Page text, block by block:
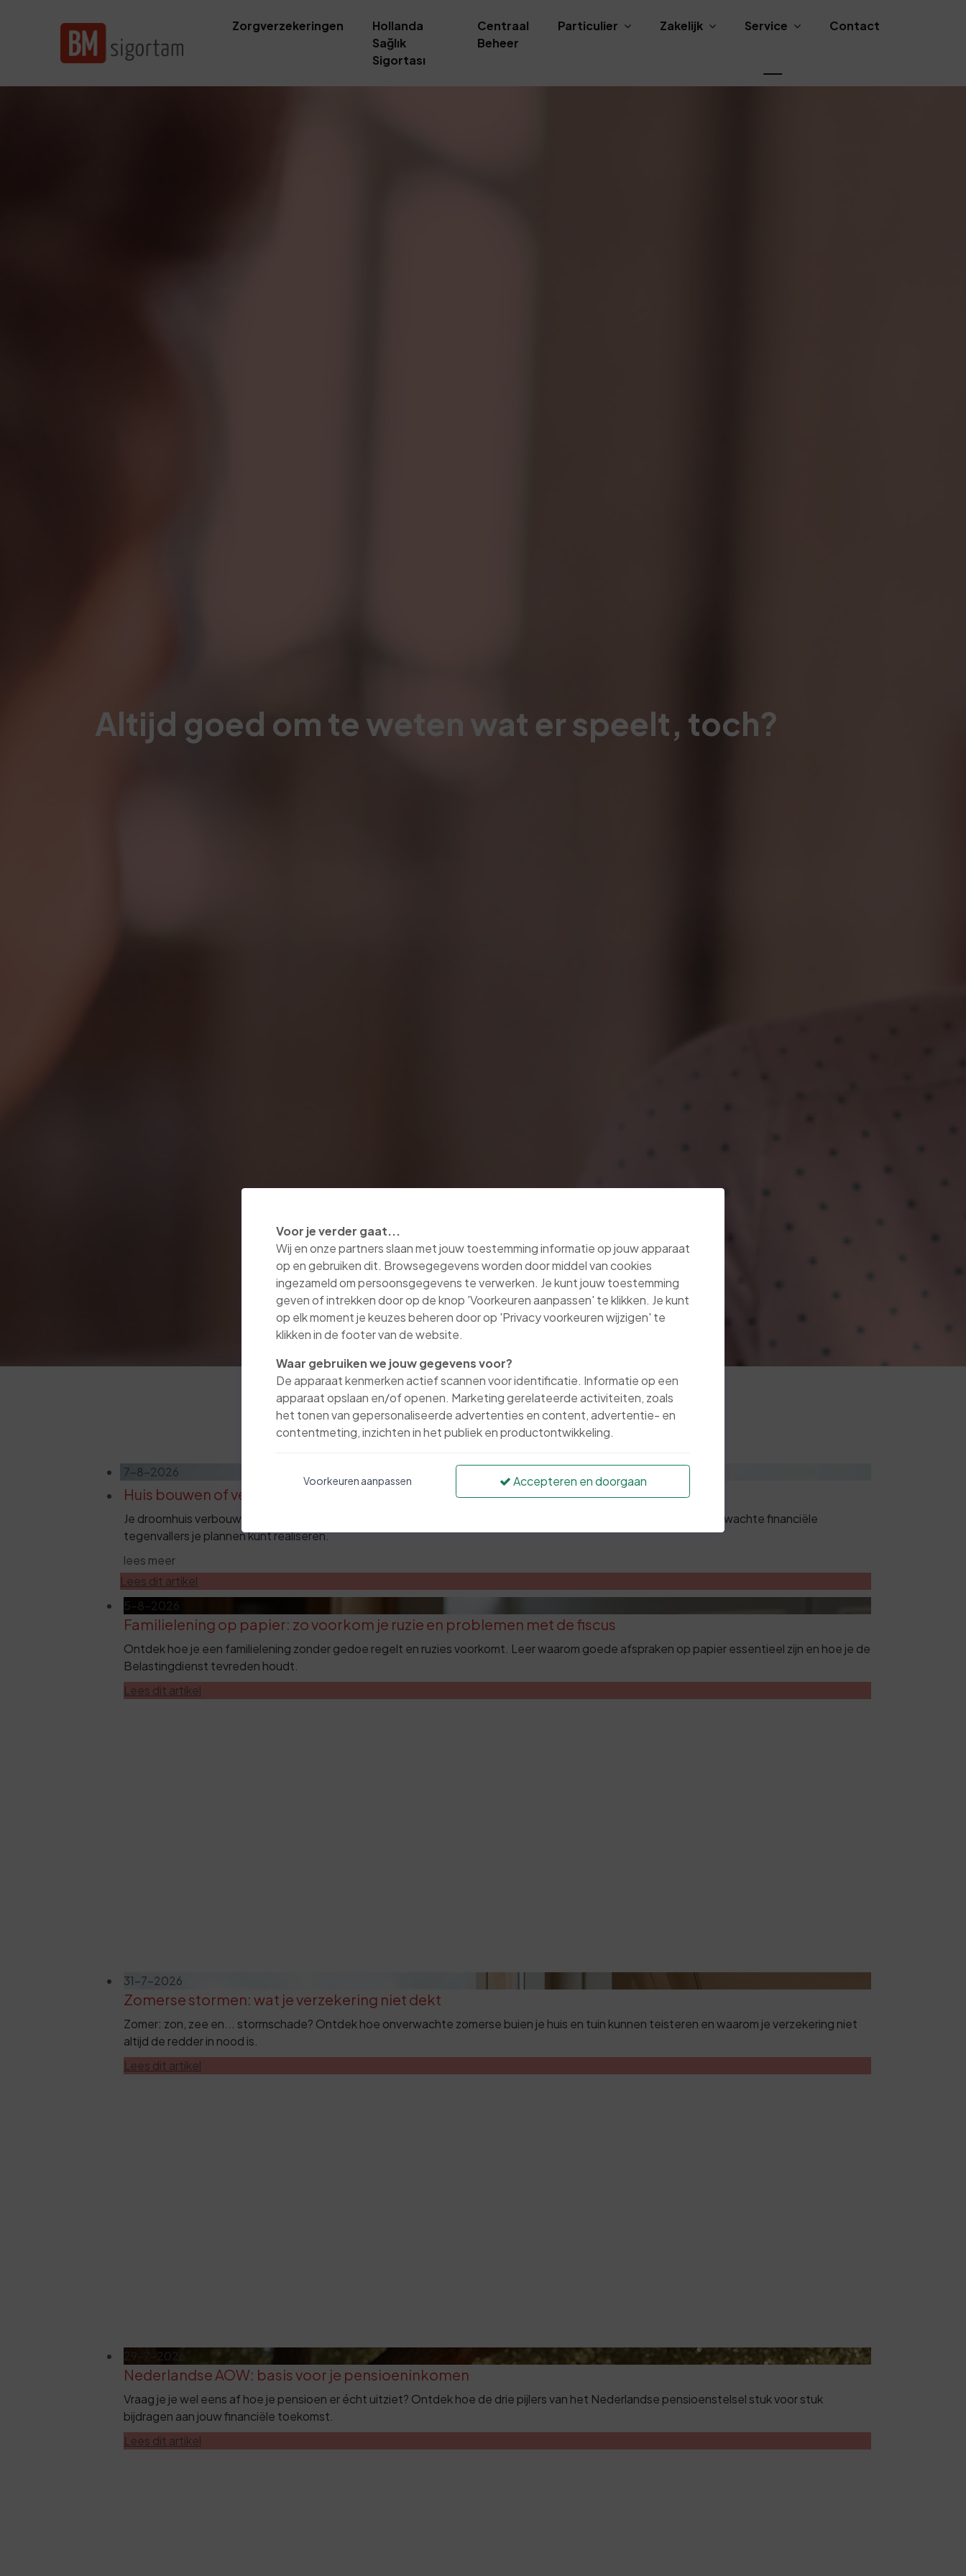
Zorgverzekeringen
Hollanda
Sağlık
Sigortası
Centraal
Beheer
Particulier Zakelijk Service Contact
Altijd goed om te weten wat er speelt, toch?
7-8-2026
Huis bouwen of verbouwen? Dit moet je weten over een bouwdepot
Je droomhuis verbouwen of bouwen? Lees waarom een bouwdepot een cruciale rol speelt en hoe je zonder onverwachte financiële
tegenvallers je plannen kunt realiseren.
lees meer
Lees dit artikel
5-8-2026
Familielening op papier: zo voorkom je ruzie en problemen met de fiscus
Ontdek hoe je een familielening zonder gedoe regelt en ruzies voorkomt. Leer waarom goede afspraken op papier essentieel zijn en hoe je de
Belastingdienst tevreden houdt.
Lees dit artikel
31-7-2026
Zomerse stormen: wat je verzekering niet dekt
Zomer: zon, zee en... stormschade? Ontdek hoe onverwachte zomerse buien je huis en tuin kunnen teisteren en waarom je verzekering niet
altijd de redder in nood is.
Lees dit artikel
29-7-2026
Nederlandse AOW: basis voor je pensioeninkomen
Vraag je je wel eens af hoe je pensioen er écht uitziet? Ontdek hoe de drie pijlers van het Nederlandse pensioenstelsel stuk voor stuk
bijdragen aan jouw financiële toekomst.
Lees dit artikel
Voor je verder gaat...
Wij en onze partners slaan met jouw toestemming informatie op jouw apparaat
op en gebruiken dit. Browsegegevens worden door middel van cookies
ingezameld om persoonsgegevens te verwerken. Je kunt jouw toestemming
geven of intrekken door op de knop 'Voorkeuren aanpassen' te klikken. Je kunt
op elk moment je keuzes beheren door op 'Privacy voorkeuren wijzigen' te
klikken in de footer van de website.
Waar gebruiken we jouw gegevens voor?
De apparaat kenmerken actief scannen voor identificatie. Informatie op een
apparaat opslaan en/of openen. Marketing gerelateerde activiteiten, zoals
het tonen van gepersonaliseerde advertenties en content, advertentie- en
contentmeting, inzichten in het publiek en productontwikkeling.
Voorkeuren aanpassen Accepteren en doorgaan